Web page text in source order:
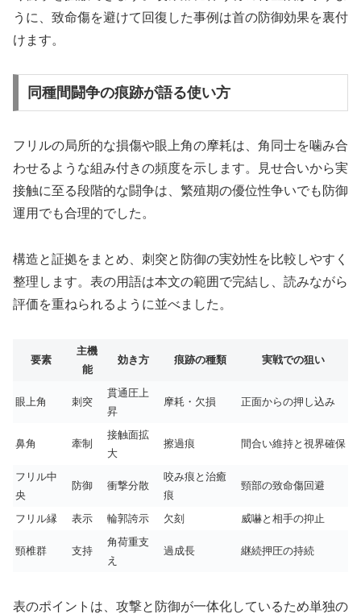
うに、致命傷を避けて回復した事例は首の防御効果を裏付
けます。
同種間闘争の痕跡が語る使い方
フリルの局所的な損傷や眼上角の摩耗は、角同士を噛み合
わせるような組み付きの頻度を示します。見せ合いから実
接触に至る段階的な闘争は、繁殖期の優位性争いでも防御
運用でも合理的でした。
構造と証拠をまとめ、刺突と防御の実効性を比較しやすく
整理します。表の用語は本文の範囲で完結し、読みながら
評価を重ねられるように並べました。
要素
主機
能
効き方 痕跡の種類 実戦での狙い
眼上角 刺突
貫通圧上
昇
摩耗・欠損 正面からの押し込み
鼻角 牽制
接触面拡
大
擦過痕 間合い維持と視界確保
フリル中
央
防御 衝撃分散
咬み痕と治癒
痕
頸部の致命傷回避
フリル縁 表示 輪郭誇示 欠刻 威嚇と相手の抑止
頸椎群 支持
角荷重支
え
過成長 継続押圧の持続
表のポイントは、攻撃と防御が一体化しているため単独の